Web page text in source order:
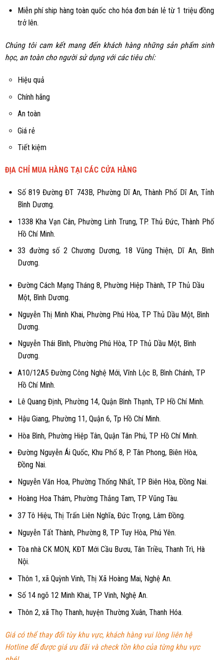
Miễn phí ship hàng toàn quốc cho hóa đơn bán lẻ từ 1 triệu đồng
trở lên.
Chúng tôi cam kết mang đến khách hàng những sản phẩm sinh
học, an toàn cho người sử dụng với các tiêu chí:
Hiệu quả
Chính hãng
An toàn
Giá rẻ
Tiết kiệm
ĐỊA CHỈ MUA HÀNG TẠI CÁC CỬA HÀNG
Số 819 Đường ĐT 743B, Phường Dĩ An, Thành Phố Dĩ An, Tỉnh
Bình Dương.
1338 Kha Vạn Cân, Phường Linh Trung, TP. Thủ Đức, Thành Phố
Hồ Chí Minh.
33 đường số 2 Chương Dương, 18 Vũng Thiện, Dĩ An, Bình
Dương.
Đường Cách Mạng Tháng 8, Phường Hiệp Thành, TP Thủ Dầu
Một, Bình Dương.
Nguyễn Thị Minh Khai, Phường Phú Hòa, TP Thủ Dầu Một, Bình
Dương.
Nguyễn Thái Bình, Phường Phú Hòa, TP Thủ Dầu Một, Bình
Dương.
A10/12A5 Đường Công Nghệ Mới, Vĩnh Lộc B, Bình Chánh, TP
Hồ Chí Minh.
Lê Quang Định, Phường 14, Quận Bình Thạnh, TP Hồ Chí Minh.
Hậu Giang, Phường 11, Quận 6, Tp Hồ Chí Minh.
Hòa Bình, Phường Hiệp Tân, Quận Tân Phú, TP Hồ Chí Minh.
Đường Nguyễn Ái Quốc, Khu Phố 8, P. Tân Phong, Biên Hòa,
Đồng Nai.
Nguyễn Văn Hoa, Phường Thống Nhất, TP Biên Hòa, Đồng Nai.
Hoàng Hoa Thám, Phường Thắng Tam, TP Vũng Tàu.
37 Tô Hiệu, Thị Trấn Liên Nghĩa, Đức Trọng, Lâm Đồng.
Nguyễn Tất Thành, Phường 8, TP Tuy Hòa, Phú Yên.
Tòa nhà CK MON, KĐT Mới Cầu Bươu, Tân Triều, Thanh Trì, Hà
Nội.
Thôn 1, xã Quỳnh Vinh, Thị Xã Hoàng Mai, Nghệ An.
Số 14 ngõ 12 Minh Khai, TP Vinh, Nghệ An.
Thôn 2, xã Thọ Thanh, huyện Thường Xuân, Thanh Hóa.
Giá có thể thay đổi tùy khu vực, khách hàng vui lòng liên hệ
Hotline để được giá ưu đãi và check tồn kho của từng khu vực